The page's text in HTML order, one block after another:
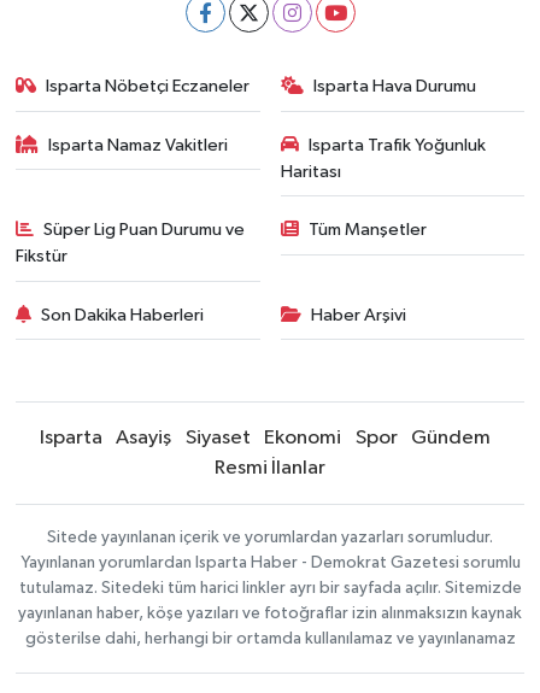
Isparta Nöbetçi Eczaneler Isparta Hava Durumu
Isparta Namaz Vakitleri
Isparta Trafik Yoğunluk
Haritası
Süper Lig Puan Durumu ve
Fikstür
Tüm Manşetler
Son Dakika Haberleri Haber Arşivi
Isparta Asayiş Siyaset Ekonomi Spor
Gündem
Resmi İlanlar
Sitede yayınlanan içerik ve yorumlardan yazarları sorumludur.
Yayınlanan yorumlardan Isparta Haber - Demokrat Gazetesi sorumlu
tutulamaz. Sitedeki tüm harici linkler ayrı bir sayfada açılır. Sitemizde
yayınlanan haber, köşe yazıları ve fotoğraflar izin alınmaksızın kaynak
gösterilse dahi, herhangi bir ortamda kullanılamaz ve yayınlanamaz